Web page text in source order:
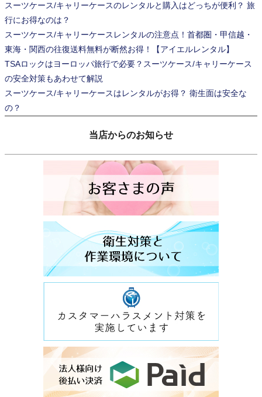
スーツケース/キャリーケースのレンタルと購入はどっちが便利？ 旅
行にお得なのは？
スーツケース/キャリーケースレンタルの注意点！首都圏・甲信越・
東海・関西の往復送料無料が断然お得！【アイエルレンタル】
TSAロックはヨーロッパ旅行で必要？スーツケース/キャリーケース
の安全対策もあわせて解説
スーツケース/キャリーケースはレンタルがお得？ 衛生面は安全な
の？
当店からのお知らせ